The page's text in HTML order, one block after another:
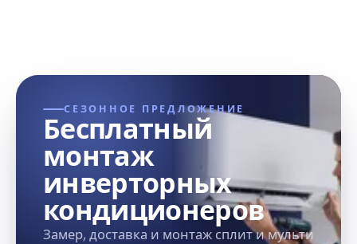
СЕЗОННОЕ ПРЕДЛОЖЕНИЕ
Бесплатный
монтаж
инверторных
кондиционеров
Замер, доставка и монтаж сплит и мульти